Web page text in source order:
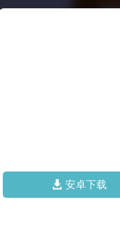
安卓下载